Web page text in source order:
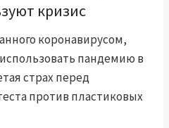
кризис
коронавирусом,
пандемию в
страх перед
против пластиковых